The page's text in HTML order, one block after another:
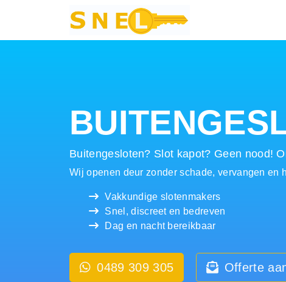
Hoofdnavigatie
Buitengesloten? Slot kapot? Geen nood!
Wij openen deur zonder schade, vervangen en
Vakkundige slotenmakers
Snel, discreet en bedreven
Dag en nacht bereikbaar
0489 309 305 Offerte